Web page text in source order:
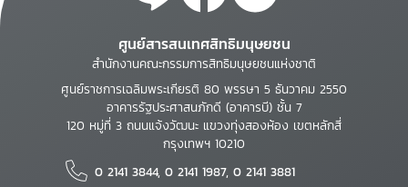
ศูนย์สารสนเทศสิทธิมนุษยชน
สำนักงานคณะกรรมการสิทธิมนุษยชนแห่งชาติ
ศูนย์ราชการเฉลิมพระเกียรติ 80 พรรษา 5 ธันวาคม 2550
อาคารรัฐประศาสนภักดี (อาคารบี) ชั้น 7
120 หมู่ที่ 3 ถนนแจ้งวัฒนะ แขวงทุ่งสองห้อง เขตหลักสี่
กรุงเทพฯ 10210
0 2141 3844, 0 2141 1987, 0 2141 3881